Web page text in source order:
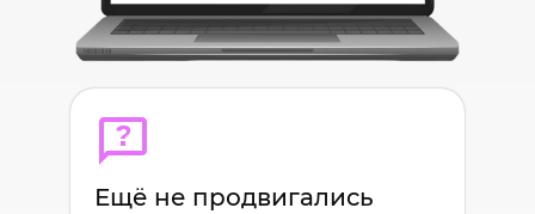
Ещё не продвигались